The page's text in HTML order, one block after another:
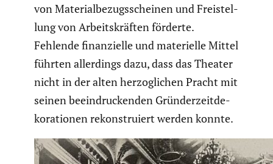
von Materi­al­be­zugs­scheinen und Freistel­
lung von Arbeits­kräften förderte.
Fehlende finan­zi­elle und materi­elle Mittel
führten aller­dings dazu, dass das Theater
nicht in der alten herzog­li­chen Pracht mit
seinen beein­dru­ckenden Gründer­zeit­de­
ko­ra­tionen rekon­stru­iert werden konnte.